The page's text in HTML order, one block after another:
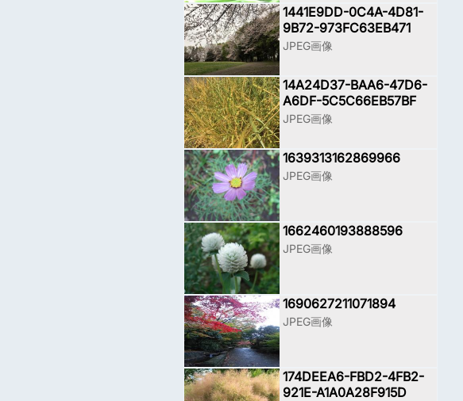
1441E9DD-0C4A-4D81-
9B72-973FC63EB471
JPEG画像
14A24D37-BAA6-47D6-
A6DF-5C5C66EB57BF
JPEG画像
1639313162869966
JPEG画像
1662460193888596
JPEG画像
1690627211071894
JPEG画像
174DEEA6-FBD2-4FB2-
921E-A1A0A28F915D